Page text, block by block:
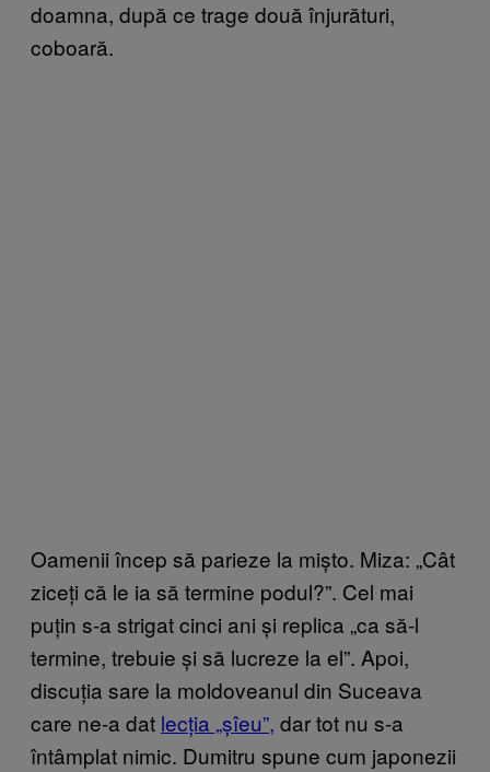
doamna, după ce trage două înjurături,
coboară.
Oamenii încep să parieze la mișto. Miza: „Cât
ziceți că le ia să termine podul?”. Cel mai
puțin s-a strigat cinci ani și replica „ca să-l
termine, trebuie și să lucreze la el”. Apoi,
discuția sare la moldoveanul din Suceava
care ne-a dat lecția „șîeu”, dar tot nu s-a
întâmplat nimic. Dumitru spune cum japonezii